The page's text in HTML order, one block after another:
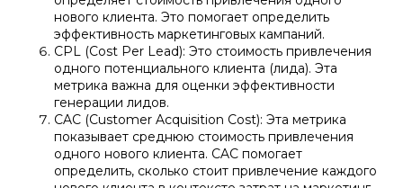
нового клиента. Это помогает определить
эффективность маркетинговых кампаний.
CPL (Cost Per Lead): Это стоимость привлечения
одного потенциального клиента (лида). Эта
метрика важна для оценки эффективности
генерации лидов.
CAC (Customer Acquisition Cost): Эта метрика
показывает среднюю стоимость привлечения
одного нового клиента. CAC помогает
определить, сколько стоит привлечение каждого